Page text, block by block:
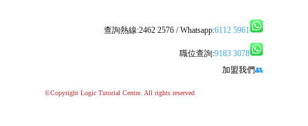
查詢熱線:2462 2576 / Whatsapp:6112 5961
職位查詢:9183 3078
加盟我們👥
©Copyright Logic Tutorial Centre. All rights reserved